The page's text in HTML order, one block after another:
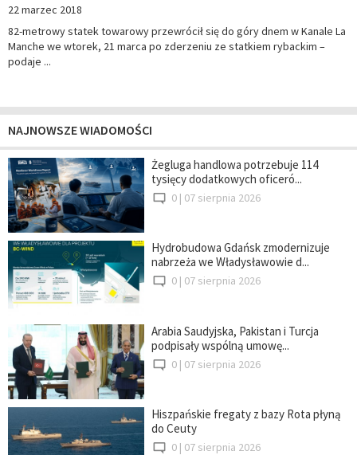
22 marzec 2018
82-metrowy statek towarowy przewrócił się do góry dnem w Kanale La
Manche we wtorek, 21 marca po zderzeniu ze statkiem rybackim –
podaje ...
NAJNOWSZE WIADOMOŚCI
Żegluga handlowa potrzebuje 114
tysięcy dodatkowych oficeró...
0 | 07 sierpnia 2026
Hydrobudowa Gdańsk zmodernizuje
nabrzeża we Władysławowie d...
0 | 07 sierpnia 2026
Arabia Saudyjska, Pakistan i Turcja
podpisały wspólną umowę...
0 | 07 sierpnia 2026
Hiszpańskie fregaty z bazy Rota płyną
do Ceuty
0 | 07 sierpnia 2026